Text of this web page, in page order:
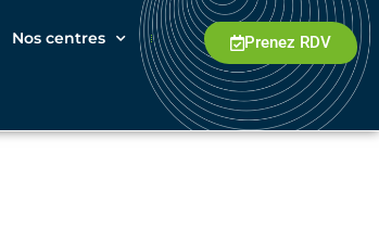
Nos centres Prenez RDV